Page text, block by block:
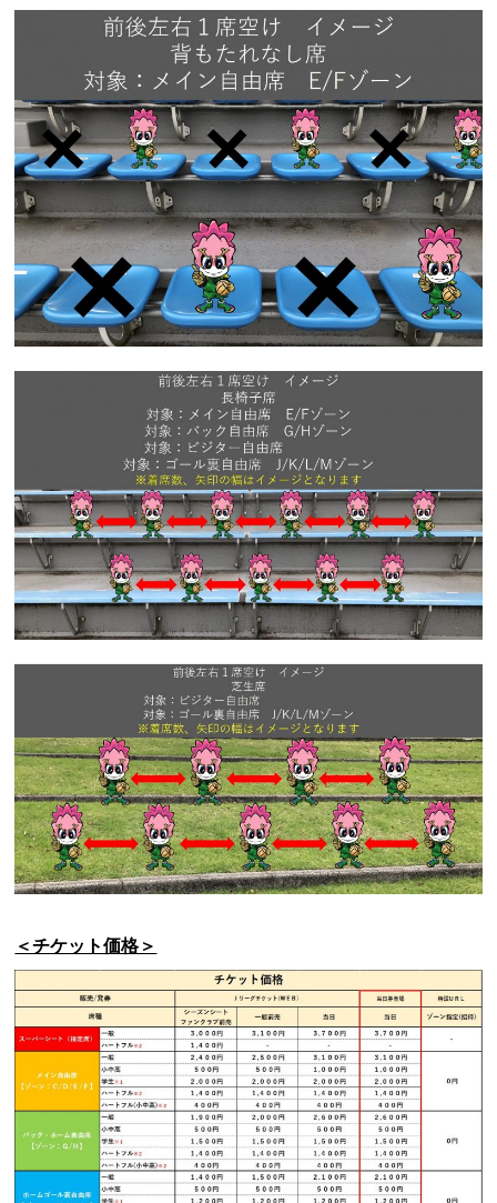
＜チケット価格＞